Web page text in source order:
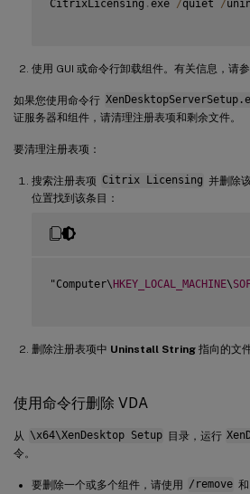
CitrixLicensing . exe /quiet /
使用 GUI 或命令行卸载组件。有关信息，请
如果您使用命令行
证服务器和组件，请清理注册表项和剩余文件。
要清理注册表项：
搜索注册表项 Citrix Licensing 并删除
位置找到该条目：
"Computer\HKEY_LOCAL_MACHINE\
删除注册表项中 Uninstall String 指向的文
使用命令行删除 VDA
从 \x64\XenDesktop Setup 目录，运行
令。
要删除一个或多个组件，请使用 /remove 和